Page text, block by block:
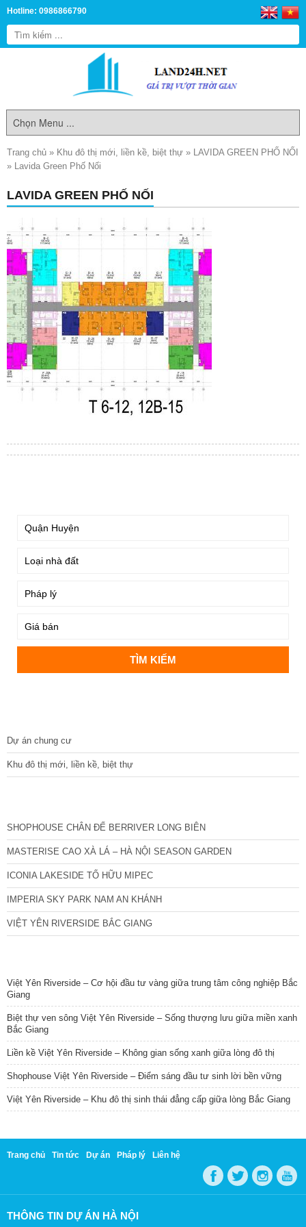
Hotline: 0986866790
Trang chủ » Khu đô thị mới, liền kề, biệt thự » LAVIDA GREEN PHỐ NỐI
» Lavida Green Phố Nối
LAVIDA GREEN PHỐ NỐI
Dự án chung cư
Khu đô thị mới, liền kề, biệt thự
SHOPHOUSE CHÂN ĐẾ BERRIVER LONG BIÊN
MASTERISE CAO XÀ LÁ – HÀ NỘI SEASON GARDEN
ICONIA LAKESIDE TỐ HỮU MIPEC
IMPERIA SKY PARK NAM AN KHÁNH
VIỆT YÊN RIVERSIDE BẮC GIANG
Việt Yên Riverside – Cơ hội đầu tư vàng giữa trung tâm công nghiệp Bắc
Giang
Biệt thự ven sông Việt Yên Riverside – Sống thượng lưu giữa miền xanh
Bắc Giang
Liền kề Việt Yên Riverside – Không gian sống xanh giữa lòng đô thị
Shophouse Việt Yên Riverside – Điểm sáng đầu tư sinh lời bền vững
Việt Yên Riverside – Khu đô thị sinh thái đẳng cấp giữa lòng Bắc Giang
Trang chủ Tin tức Dự án Pháp lý Liên hệ
THÔNG TIN DỰ ÁN HÀ NỘI